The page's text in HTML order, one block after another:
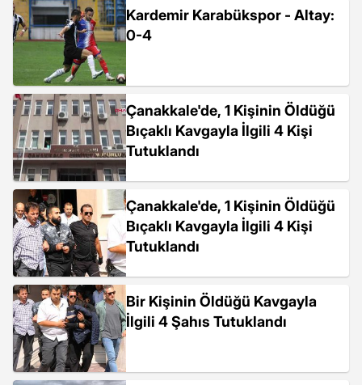
Kardemir Karabükspor - Altay:
0-4
Çanakkale'de, 1 Kişinin Öldüğü
Bıçaklı Kavgayla İlgili 4 Kişi
Tutuklandı
Çanakkale'de, 1 Kişinin Öldüğü
Bıçaklı Kavgayla İlgili 4 Kişi
Tutuklandı
Bir Kişinin Öldüğü Kavgayla
İlgili 4 Şahıs Tutuklandı